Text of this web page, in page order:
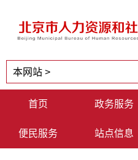
首页 政务服务
便民服务 站点信息